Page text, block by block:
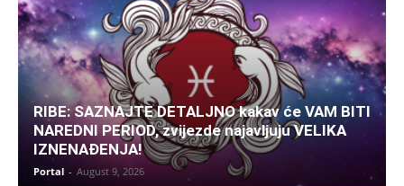
RIBE: SAZNAJTE DETALJNO kakav će VAM BITI
NAREDNI PERIOD, zvijezde najavljuju VELIKA
IZNENAĐENJA!
Portal - August 9, 2026